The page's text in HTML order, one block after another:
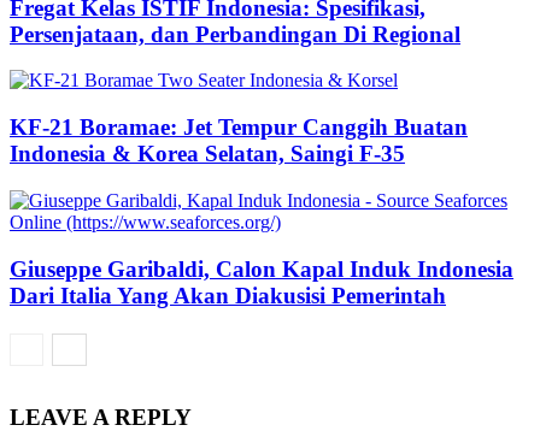
Fregat Kelas ISTIF Indonesia: Spesifikasi,
Persenjataan, dan Perbandingan Di Regional
KF-21 Boramae: Jet Tempur Canggih Buatan
Indonesia & Korea Selatan, Saingi F-35
Giuseppe Garibaldi, Calon Kapal Induk Indonesia
Dari Italia Yang Akan Diakusisi Pemerintah
LEAVE A REPLY